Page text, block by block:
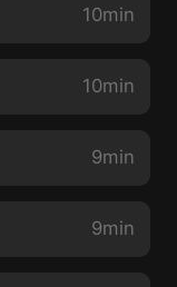
10min
10min
9min
9min